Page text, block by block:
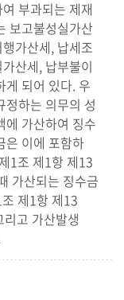
부과되는 제재
보고불성실가산
가산세, 납세조
산세, 납부불이
게 되어 있다. 우
정하는 의무의 성
에 가산하여 징수
은 이에 포함하
1조 제1항 제13
가산되는 징수금
제1항 제13
고 가산발생